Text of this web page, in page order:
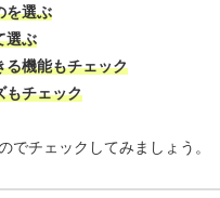
を選ぶ
選ぶ
る機能もチェック
もチェック
でチェックしてみましょう。